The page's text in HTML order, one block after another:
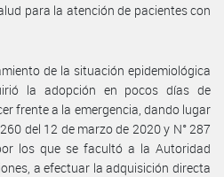
para la atención de pacientes con
de la situación epidemiológica
la adopción en pocos días de
frente a la emergencia, dando lugar
del 12 de marzo de 2020 y N° 287
los que se facultó a la Autoridad
a efectuar la adquisición directa